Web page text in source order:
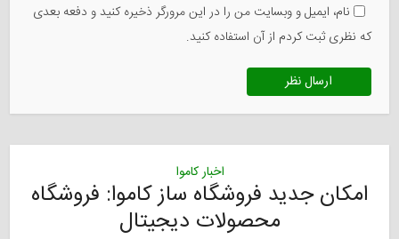
نام، ایمیل و وبسایت من را در این مرورگر ذخیره کنید و دفعه بعدی
که نظری ثبت کردم از آن استفاده کنید.
اخبار کاموا
امکان جدید فروشگاه ساز کاموا: فروشگاه
محصولات دیجیتال